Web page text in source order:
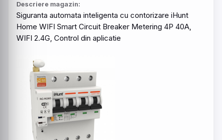
Descriere magazin:
Siguranta automata inteligenta cu contorizare iHunt
Home WIFI Smart Circuit Breaker Metering 4P 40A,
WIFI 2.4G, Control din aplicatie